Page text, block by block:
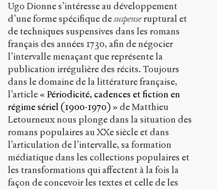
Ugo Dionne s’intéresse au développement
d’une forme spécifique desuspenseruptural et
de techniques suspensives dans les romans
français des années 1730, afin de négocier
l’intervalle menaçant que représente la
publication irrégulière des récits. Toujours
dans le domaine de la littérature française,
l’article « Périodicité, cadences et fiction en
régime sériel (1900-1970) » de Matthieu
Letourneux nous plonge dans la situation des
romans populaires au XXe siècle et dans
l’articulation de l’intervalle, sa formation
médiatique dans les collections populaires et
les transformations qui affectent à la fois la
façon de concevoir les textes et celle de les